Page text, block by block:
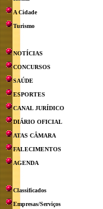
A Cidade
Turismo
NOTÍCIAS
CONCURSOS
SAÚDE
ESPORTES
CANAL JURÍDICO
DIÁRIO OFICIAL
ATAS CÂMARA
FALECIMENTOS
AGENDA
Classificados
Empresas/Serviços